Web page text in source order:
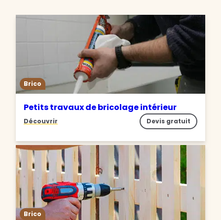
Brico
Petits travaux de bricolage intérieur
Découvrir Devis gratuit
Brico